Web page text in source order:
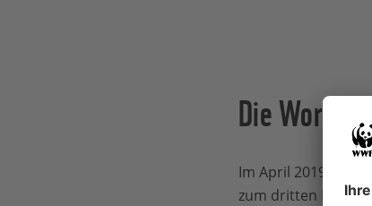
Die
Im April 2019 reiste
zum dritten Mal